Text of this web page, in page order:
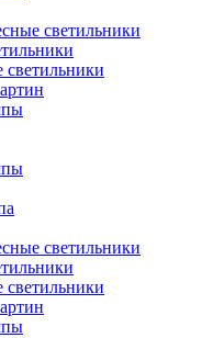
светильники
светильники
светильники
светильники